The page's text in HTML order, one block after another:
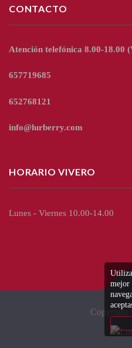
CONTACTO
Atención telefónica 8.00-18.00
657719685
652768121
info@lurberry.com
HORARIO VIVERO
Lunes - Viernes 10.00-14.00
Copyright
mejor